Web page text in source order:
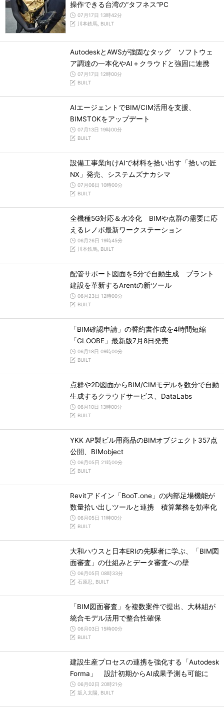
操作できる台湾の“タフネス”PC
07月17日 13時42分
川本鉄馬, BUILT
AutodeskとAWSが強固なタッグ ソフトウェ
ア調達の一本化やAI＋クラウドと強固に連携
07月17日 12時00分
BUILT
AIエージェントでBIM/CIM活用を支援、
BIMSTOKをアップデート
07月13日 19時00分
BUILT
設備工事業向けAIで材料を拾い出す「拾いの匠
NX」発売、システムズナカシマ
07月06日 10時00分
BUILT
全機種5G対応＆水冷化 BIMや点群の需要に応
えるレノボ最新ワークステーション
06月26日 19時45分
川本鉄馬, BUILT
配管サポート図面を5分で自動生成 プラント
建設を革新するArentの新ツール
06月23日 12時00分
BUILT
「BIM確認申請」の誓約書作成を4時間短縮
「GLOOBE」最新版7月8日発売
06月18日 09時00分
BUILT
点群や2D図面からBIM/CIMモデルを数分で自動
生成するクラウドサービス、DataLabs
06月10日 13時00分
BUILT
YKK AP製ビル用商品のBIMオブジェクト357点
公開、BIMobject
06月05日 21時00分
BUILT
Revitアドイン「BooT.one」の内部足場機能が
数量拾い出しツールと連携 積算業務を効率化
06月05日 11時00分
BUILT
大和ハウスと日本ERIの先駆者に学ぶ、「BIM図
面審査」の仕組みとデータ審査への壁
06月05日 08時33分
石原忍, BUILT
「BIM図面審査」を複数案件で提出、大林組が
統合モデル活用で整合性確保
06月03日 15時00分
BUILT
建設生産プロセスの連携を強化する「Autodesk
Forma」 設計初期からAI成果予測も可能に
06月02日 20時21分
坂入太陽, BUILT